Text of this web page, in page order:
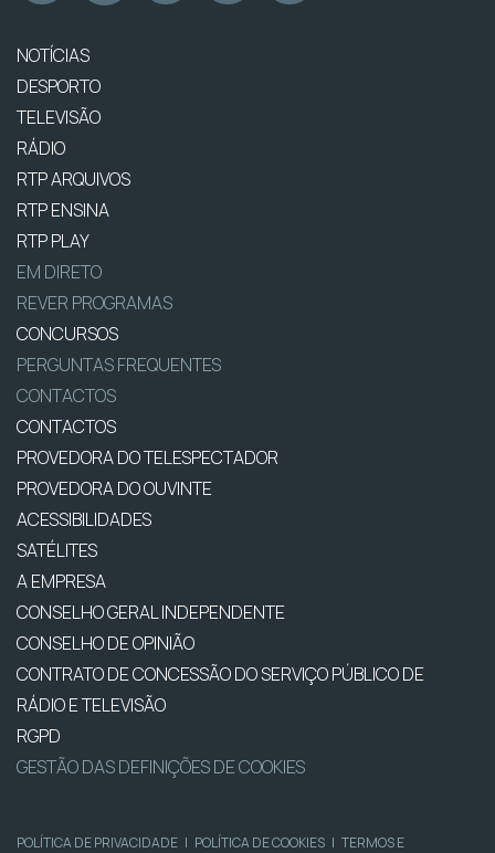
NOTÍCIAS
DESPORTO
TELEVISÃO
RÁDIO
RTP ARQUIVOS
RTP ENSINA
RTP PLAY
EM DIRETO
REVER PROGRAMAS
CONCURSOS
PERGUNTAS FREQUENTES
CONTACTOS
CONTACTOS
PROVEDORA DO TELESPECTADOR
PROVEDORA DO OUVINTE
ACESSIBILIDADES
SATÉLITES
A EMPRESA
CONSELHO GERAL INDEPENDENTE
CONSELHO DE OPINIÃO
CONTRATO DE CONCESSÃO DO SERVIÇO PÚBLICO DE
RÁDIO E TELEVISÃO
RGPD
GESTÃO DAS DEFINIÇÕES DE COOKIES
POLÍTICA DE PRIVACIDADE | POLÍTICA DE COOKIES | TERMOS E